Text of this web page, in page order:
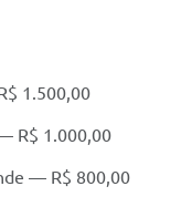
1.500,00
R$ 1.000,00
— R$ 800,00